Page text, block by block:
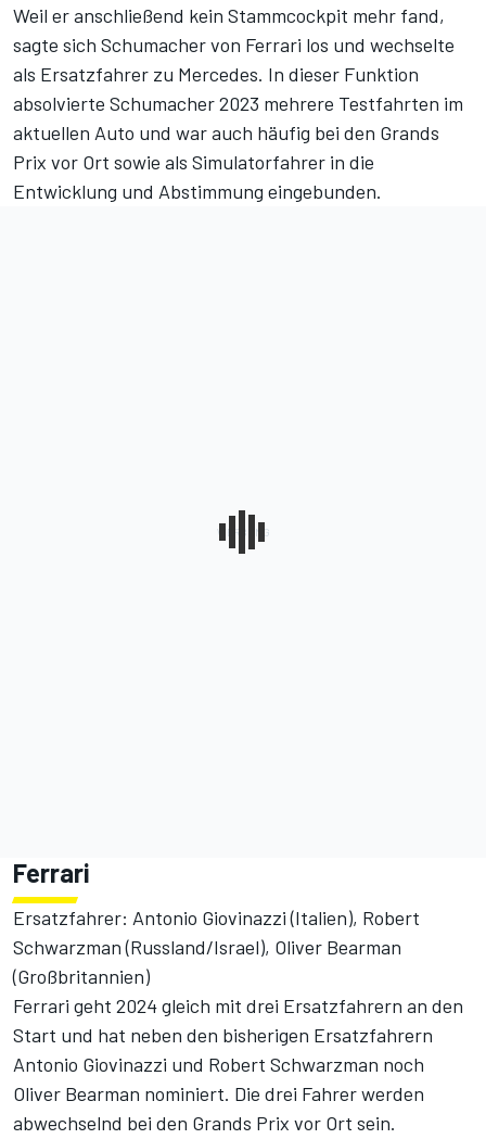
Weil er anschließend kein Stammcockpit mehr fand,
sagte sich Schumacher von Ferrari los und wechselte
als Ersatzfahrer zu Mercedes. In dieser Funktion
absolvierte Schumacher 2023 mehrere Testfahrten im
aktuellen Auto und war auch häufig bei den Grands
Prix vor Ort sowie als Simulatorfahrer in die
Entwicklung und Abstimmung eingebunden.
Ferrari
Ersatzfahrer: Antonio Giovinazzi (Italien), Robert
Schwarzman (Russland/Israel), Oliver Bearman
(Großbritannien)
Ferrari geht 2024 gleich mit drei Ersatzfahrern an den
Start und hat neben den bisherigen Ersatzfahrern
Antonio Giovinazzi und Robert Schwarzman noch
Oliver Bearman nominiert. Die drei Fahrer werden
abwechselnd bei den Grands Prix vor Ort sein.